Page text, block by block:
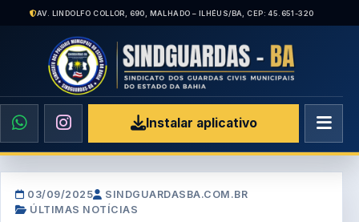
AV. LINDOLFO COLLOR, 690, MALHADO – ILHÉUS/BA, CEP: 45.651-320
Instalar aplicativo
03/09/2025
SINDGUARDASBA.COM.BR
ÚLTIMAS NOTÍCIAS